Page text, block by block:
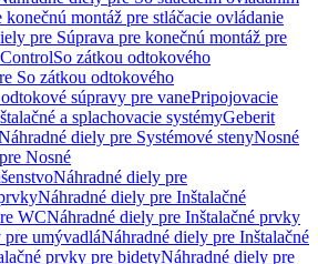
konečnú montáž pre stláčacie ovládanie
pre Súprava pre konečnú montáž pre
So zátkou odtokového
So zátkou odtokového
súpravy pre vanePripojovacie
a splachovacie systémyGeberit
diely pre Systémové stenyNosné
Nosné
Náhradné diely pre
Náhradné diely pre Inštalačné
WCNáhradné diely pre Inštalačné prvky
umývadláNáhradné diely pre Inštalačné
prvky pre bidetyNáhradné diely pre